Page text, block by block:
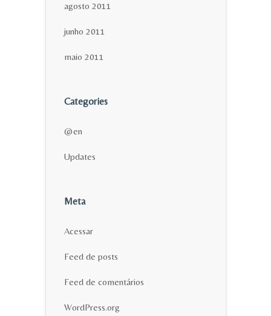
agosto 2011
junho 2011
maio 2011
Categories
@en
Updates
Meta
Acessar
Feed de posts
Feed de comentários
WordPress.org